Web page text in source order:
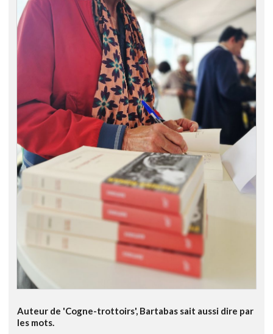
Auteur de 'Cogne-trottoirs', Bartabas sait aussi dire par
les mots.